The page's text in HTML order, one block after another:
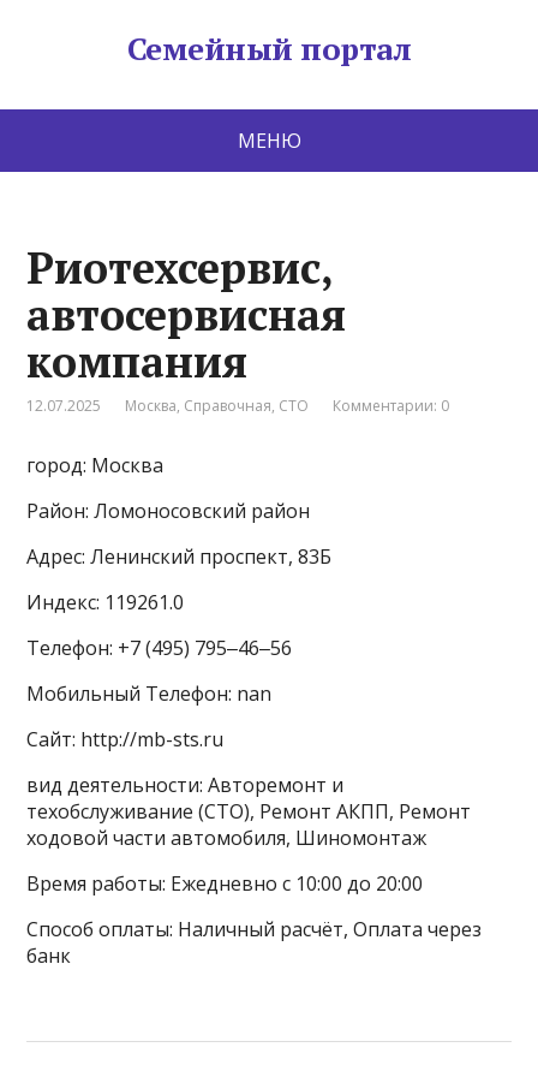
Семейный портал
МЕНЮ
Риотехсервис,
автосервисная
компания
12.07.2025 Москва, Справочная, СТО Комментарии: 0
город: Москва
Район: Ломоносовский район
Адрес: Ленинский проспект, 83Б
Индекс: 119261.0
Телефон: +7 (495) 795‒46‒56
Мобильный Телефон: nan
Сайт: http://mb-sts.ru
вид деятельности: Авторемонт и
техобслуживание (СТО), Ремонт АКПП, Ремонт
ходовой части автомобиля, Шиномонтаж
Время работы: Ежедневно с 10:00 до 20:00
Способ оплаты: Наличный расчёт, Оплата через
банк